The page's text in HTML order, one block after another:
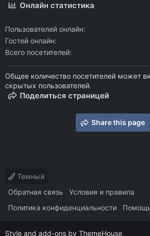
Онлайн статистика
Пользователей онлайн
Гостей онлайн
Всего посетителей
Общее количество посетителей может
скрытых пользователей.
Поделиться страницей
Share this page
Темный
Обратная связь
Условия и правила
Политика конфиденциальности
Style and add-ons by ThemeHouse